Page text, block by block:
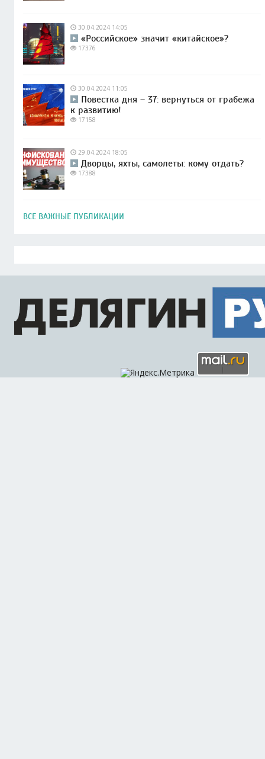
30.04.2024 14:05
«Российское» значит «китайское»?
17376
30.04.2024 11:05
Повестка дня – 37: вернуться от грабежа
к развитию!
17158
29.04.2024 18:05
Дворцы, яхты, самолеты: кому отдать?
17388
ВСЕ ВАЖНЫЕ ПУБЛИКАЦИИ